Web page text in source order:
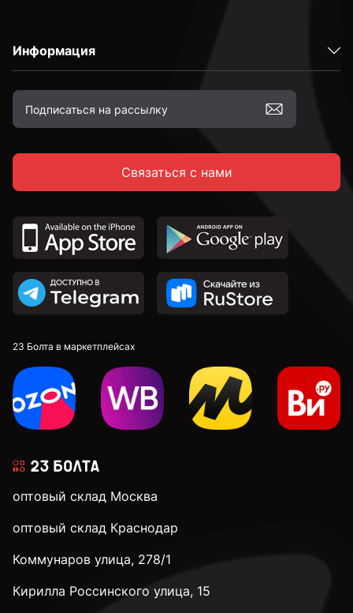
М10
М12
Информация
Связаться с нами
23 Болта в маркетплейсах
оптовый склад Москва
оптовый склад Краснодар
Коммунаров улица, 278/1
Кирилла Россинского улица, 15